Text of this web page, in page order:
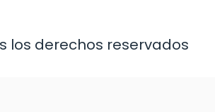
los derechos reservados